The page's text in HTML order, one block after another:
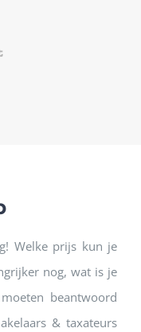
Welke prijs kun je
nog, wat is je
beantwoord
& taxateurs